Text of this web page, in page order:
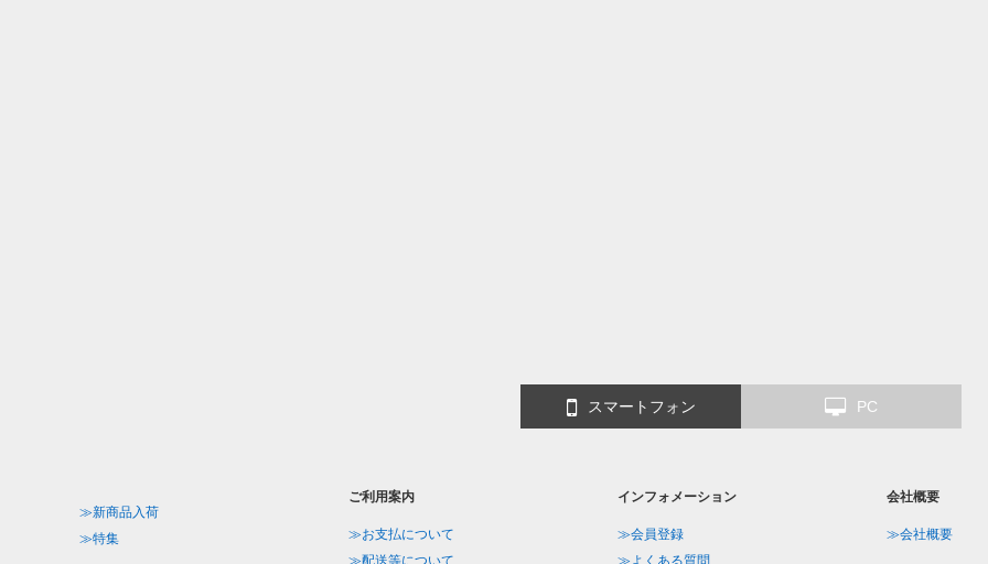
スマートフォン PC
≫新商品入荷
≫特集
ご利用案内
≫お支払について
≫配送等について
インフォメーション
≫会員登録
≫よくある質問
会社概要
≫会社概要